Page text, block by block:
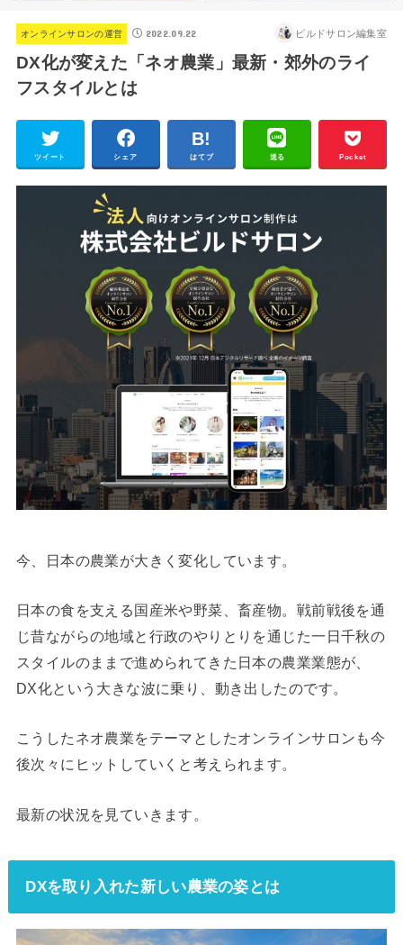
オンラインサロンの運営 2022.09.22 ビルドサロン編集室
DX化が変えた「ネオ農業」最新・郊外のライ
フスタイルとは
ツイート シェア はてブ 送る Pocket
今、日本の農業が大きく変化しています。
日本の食を支える国産米や野菜、畜産物。戦前戦後を通
じ昔ながらの地域と行政のやりとりを通じた一日千秋の
スタイルのままで進められてきた日本の農業業態が、
DX化という大きな波に乗り、動き出したのです。
こうしたネオ農業をテーマとしたオンラインサロンも今
後次々にヒットしていくと考えられます。
最新の状況を見ていきます。
DXを取り入れた新しい農業の姿とは